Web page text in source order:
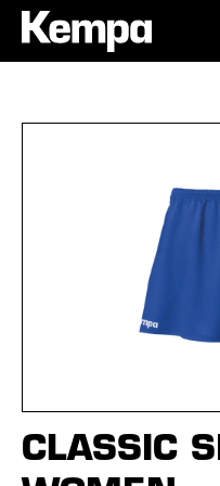
CLASSIC